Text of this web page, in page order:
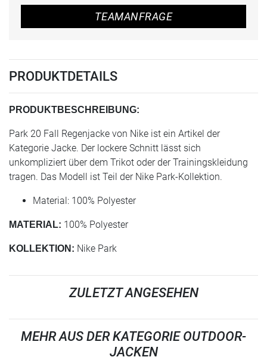
TEAMANFRAGE
PRODUKTDETAILS
PRODUKTBESCHREIBUNG:
Park 20 Fall Regenjacke von Nike ist ein Artikel der
Kategorie Jacke. Der lockere Schnitt lässt sich
unkompliziert über dem Trikot oder der Trainingskleidung
tragen. Das Modell ist Teil der Nike Park-Kollektion.
Material: 100% Polyester
MATERIAL: 100% Polyester
KOLLEKTION: Nike Park
ZULETZT ANGESEHEN
MEHR AUS DER KATEGORIE OUTDOOR-
JACKEN